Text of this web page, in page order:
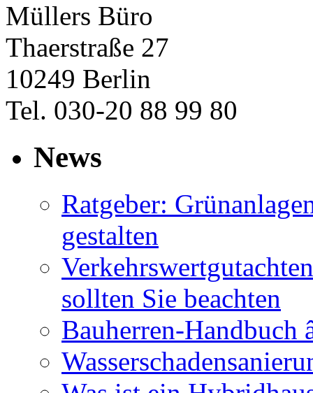
Müllers Büro
Thaerstraße 27
10249 Berlin
Tel. 030-20 88 99 80
News
Ratgeber:
gestalten
sollten Sie beachten
Bauherren-Handbuch